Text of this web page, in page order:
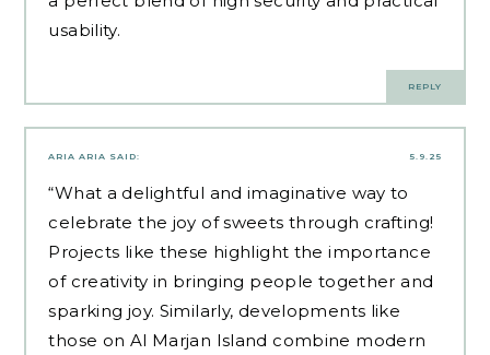
usability.
REPLY
5.9.25
ARIA ARIA SAID:
“What a delightful and imaginative way to
celebrate the joy of sweets through crafting!
Projects like these highlight the importance
of creativity in bringing people together and
sparking joy. Similarly, developments like
those on Al Marjan Island combine modern